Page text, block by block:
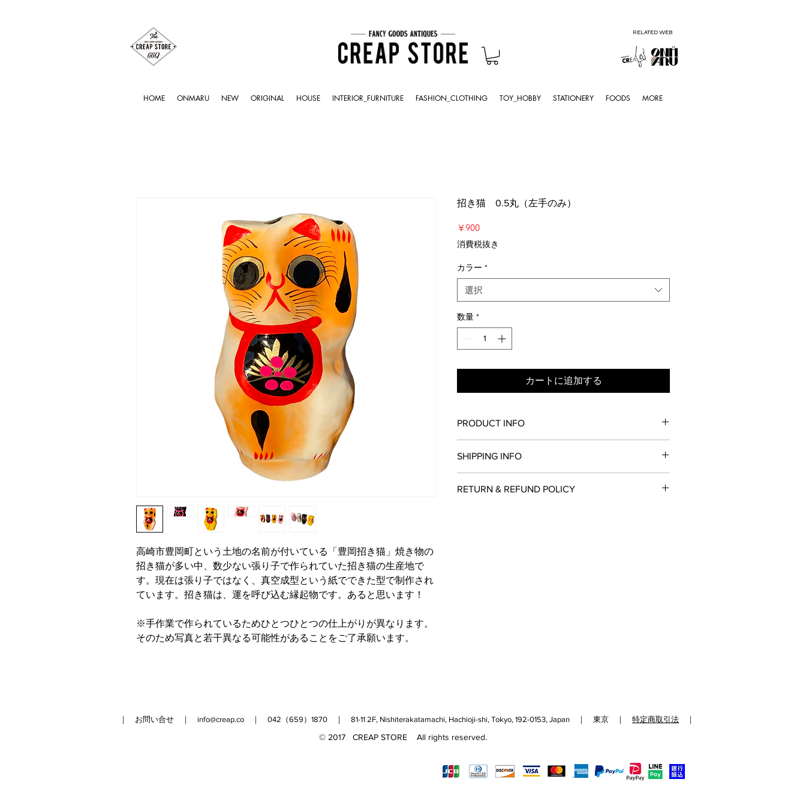
RELATED WEB
HOME ONMARU NEW ORIGINAL HOUSE INTERIOR_FURNITURE FASHION_CLOTHING TOY_HOBBY STATIONERY FOODS MORE
高崎市豊岡町という土地の名前が付いている「豊岡招き猫」焼き物の
招き猫が多い中、数少ない張り子で作られていた招き猫の生産地で
す。現在は張り子ではなく、真空成型という紙でできた型で制作され
ています。招き猫は、運を呼び込む縁起物です。あると思います！
※手作業で作られているためひとつひとつの仕上がりが異なります。
そのため写真と若干異なる可能性があることをご了承願います。
招き猫 0.5丸（左手のみ）
￥900価
格
消費税抜き
カラー *
選択
数量 *
カートに追加する
PRODUCT INFO
素材・成分：紙
原産国：高崎市豊岡町
SHIPPING INFO
了承ください。
RETURN & REFUND POLICY
は返品、交換をお断りさせていただく可能性がございま
す。
｜ お問い合せ ｜ info@creap.co ｜ 042（659）1870 ｜ 81-11 2F, Nishiterakatamachi, Hachioji-shi, Tokyo, 192-0153, Japan ｜ 東京 ｜ 特定商取引法 ｜
© 2017 CREAP STORE All rights reserved.